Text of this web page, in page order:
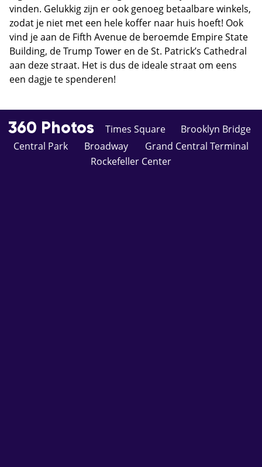
vinden. Gelukkig zijn er ook genoeg betaalbare winkels,
zodat je niet met een hele koffer naar huis hoeft! Ook
vind je aan de Fifth Avenue de beroemde Empire State
Building, de Trump Tower en de St. Patrick’s Cathedral
aan deze straat. Het is dus de ideale straat om eens
een dagje te spenderen!
360 Photos Times Square
Brooklyn Bridge
Central Park
Broadway
Grand Central Terminal
Rockefeller Center